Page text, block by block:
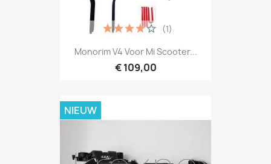
Monorim V4 Voor Mi Scooter...
€ 109,00
(1)
NIEUW